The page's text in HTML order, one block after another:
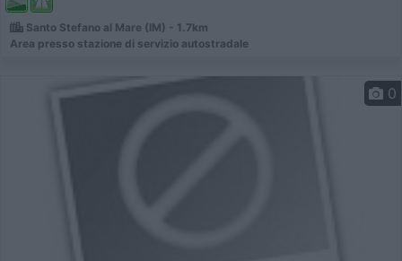
Santo Stefano al Mare (IM) - 1.7km
Area presso stazione di servizio autostradale
0